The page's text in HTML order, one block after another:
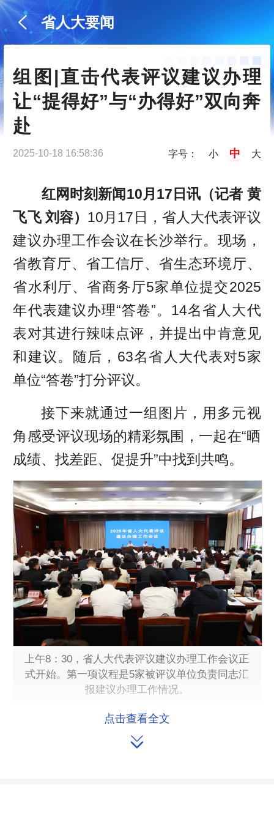
省人大要闻
组图|直击代表评议建议办理
让“提得好”与“办得好”双向奔
赴
2025-10-18 16:58:36 字号： 小 中 大
红网时刻新闻10月17日讯 （记者 黄
飞飞 刘容） 10月17日，省人大代表评议
建议办理工作会议在长沙举行。现场，
省教育厅、省工信厅、省生态环境厅、
省水利厅、省商务厅5家单位提交2025
年代表建议办理“答卷”。14名省人大代
表对其进行辣味点评，并提出中肯意见
和建议。随后，63名省人大代表对5家
单位“答卷”打分评议。
接下来就通过一组图片，用多元视
角感受评议现场的精彩氛围，一起在“晒
成绩、找差距、促提升”中找到共鸣。
上午8：30，省人大代表评议建议办理工作会议正
式开始。第一项议程是5家被评议单位负责同志汇
报建议办理工作情况。
点击查看全文
